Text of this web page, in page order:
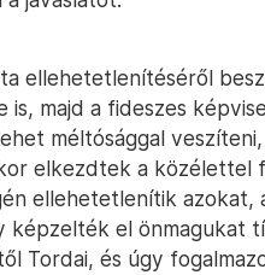
ellehetetlenítéséről
majd a fideszes
méltósággal
elkezdtek a közélettel
ellehetetlenítik azokat,
el önmagukat
Tordai, és úgy